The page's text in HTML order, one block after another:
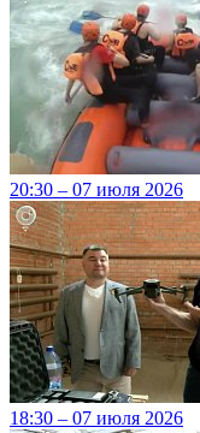
20:30 – 07 июля 2026
18:30 – 07 июля 2026